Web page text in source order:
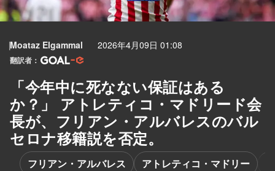
Moataz Elgammal 2026年4月09日 01:08
翻訳者：
「今年中に死なない保証はある
か？」 アトレティコ・マドリード会
長が、フリアン・アルバレスのバル
セロナ移籍説を否定。
フリアン・アルバレス アトレティコ・マドリー